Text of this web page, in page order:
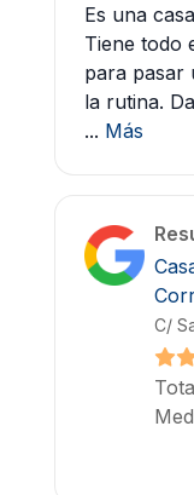
Es una
Tiene todo
para pasar
la rutina.
... Más
C/